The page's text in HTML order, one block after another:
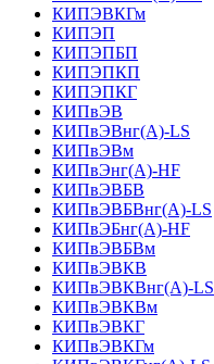
КИПЭВКГм
КИПЭП
КИПЭПБП
КИПЭПКП
КИПЭПКГ
КИПвЭВ
КИПвЭВнг(А)-LS
КИПвЭВм
КИПвЭнг(А)-HF
КИПвЭВБВ
КИПвЭВБВнг(А)-LS
КИПвЭБнг(А)-HF
КИПвЭВБВм
КИПвЭВКВ
КИПвЭВКВнг(А)-LS
КИПвЭВКВм
КИПвЭВКГ
КИПвЭВКГм